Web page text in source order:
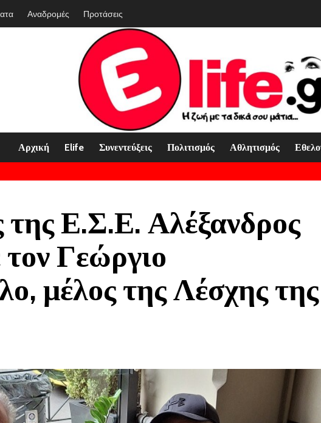
Αναδρομές Προτάσεις
Αρχική Elife Συνεντεύξεις Πολιτισμός Αθλητισμός
Ε.Σ.Ε. Αλέξανδρος
Γεώργιο
μέλος της Λέσχης της